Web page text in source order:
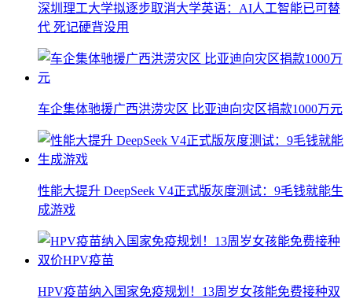
深圳理工大学拟逐步取消大学英语：AI人工智能已可替
代 死记硬背没用
车企集体驰援广西洪涝灾区 比亚迪向灾区捐款1000万元
性能大提升 DeepSeek V4正式版灰度测试：9毛钱就能生
成游戏
HPV疫苗纳入国家免疫规划！13周岁女孩能免费接种双